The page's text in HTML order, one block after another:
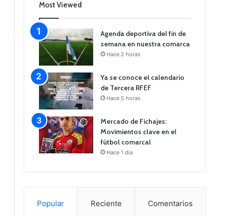
Most Viewed
Agenda deportiva del fin de
semana en nuestra comarca
Hace 2 horas
Ya se conoce el calendario
de Tercera RFEF
Hace 5 horas
Mercado de Fichajes:
Movimientos clave en el
fútbol comarcal
Hace 1 día
Popular Reciente Comentarios